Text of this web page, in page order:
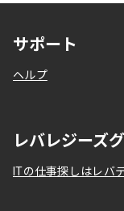
サポート
ヘルプ
レバレジーズ
ITの仕事探しはレバ